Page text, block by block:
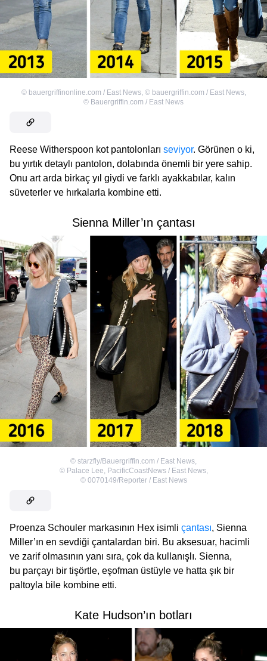
© bauergriffinonline.com / East News, © bauergriffin.com / East News,
© Bauergriffin.com / East News
Reese Witherspoon kot pantolonları seviyor. Görünen o ki,
bu yırtık detaylı pantolon, dolabında önemli bir yere sahip.
Onu art arda birkaç yıl giydi ve farklı ayakkabılar, kalın
süveterler ve hırkalarla kombine etti.
Sienna Miller’ın çantası
© starzfly/Bauergriffin.com / East News,
© Palace Lee, PacificCoastNews / East News,
© 0070149/Reporter / East News
Proenza Schouler markasının Hex isimli çantası, Sienna
Miller’ın en sevdiği çantalardan biri. Bu aksesuar, hacimli
ve zarif olmasının yanı sıra, çok da kullanışlı. Sienna,
bu parçayı bir tişörtle, eşofman üstüyle ve hatta şık bir
paltoyla bile kombine etti.
Kate Hudson’ın botları